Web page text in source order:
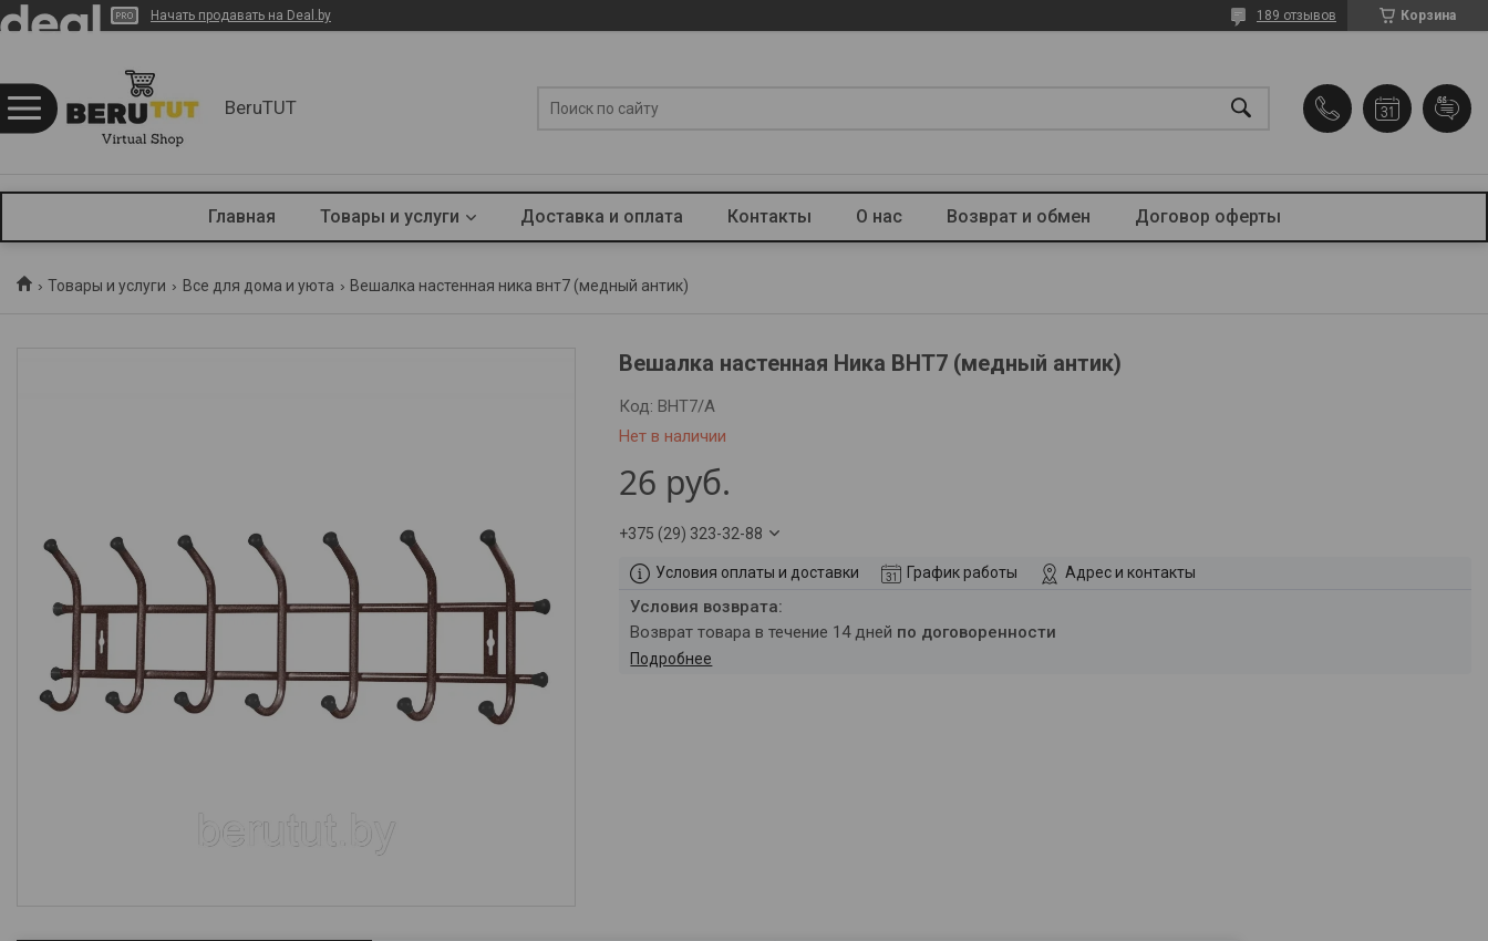
Начать продавать на Deal.by Корзина
189 отзывов
BeruTUT
Главная Товары и услуги Доставка и оплата Контакты О нас Возврат и обмен Договор оферты
Товары и услуги Все для дома и уюта Вешалка настенная ника внт7 (медный антик)
Вешалка настенная Ника ВНТ7 (медный антик)
Нет в наличии
Код: ВНТ7/А
26 руб.
+375 (29) 323-32-88
Условия оплаты и доставки График работы Адрес и контакты
возврат товара в течение 14 дней по договоренности
Подробнее